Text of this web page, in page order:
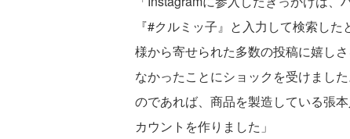
『#クルミッ子』と入力して検索し
様から寄せられた多数の投稿に嬉し
なかったことにショックを受けまし
のであれば、商品を製造している張
カウントを作りました」